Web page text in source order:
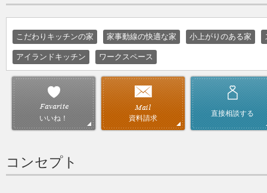
こだわりキッチンの家 家事動線の快適な家 小上がりのある家
アイランドキッチン ワークスペース
いいね！ 資料請求
直接相談する
コンセプト